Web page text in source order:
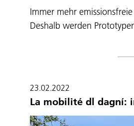
Immer mehr
Deshalb werden
23.02.2022
La mobilité dl dagní: